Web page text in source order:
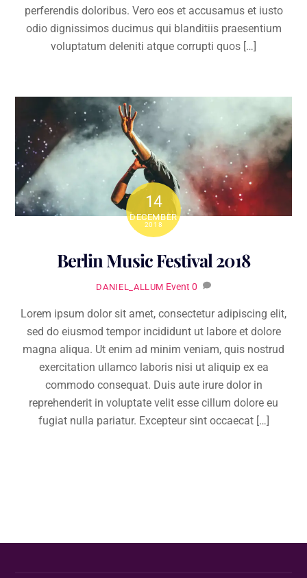
perferendis doloribus. Vero eos et accusamus et iusto
odio dignissimos ducimus qui blanditiis praesentium
voluptatum deleniti atque corrupti quos […]
14
DECEMBER
2018
Berlin Music Festival 2018
DANIEL_ALLUM Event 0
Lorem ipsum dolor sit amet, consectetur adipiscing elit,
sed do eiusmod tempor incididunt ut labore et dolore
magna aliqua. Ut enim ad minim veniam, quis nostrud
exercitation ullamco laboris nisi ut aliquip ex ea
commodo consequat. Duis aute irure dolor in
reprehenderit in voluptate velit esse cillum dolore eu
fugiat nulla pariatur. Excepteur sint occaecat […]